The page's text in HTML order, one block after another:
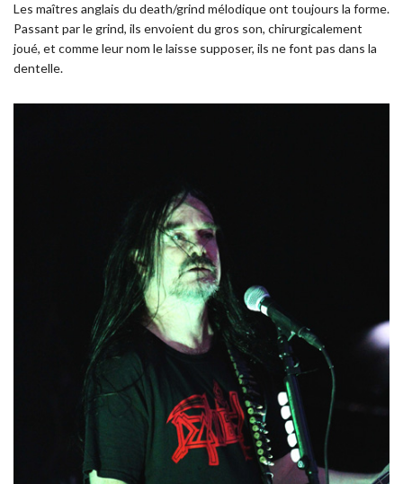
Les maîtres anglais du death/grind mélodique ont toujours la forme.
Passant par le grind, ils envoient du gros son, chirurgicalement
joué, et comme leur nom le laisse supposer, ils ne font pas dans la
dentelle.